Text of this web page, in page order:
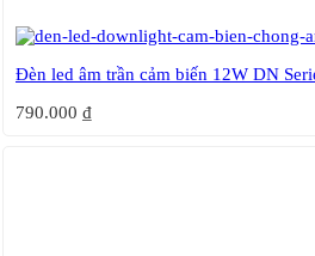
Đèn led âm trần cảm biến 12W DN
790.000 ₫